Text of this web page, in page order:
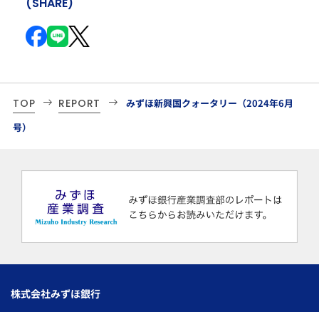
TOP REPORT
みずほ新興国クォータリー（2024年6月
号）
株式会社みずほ銀行